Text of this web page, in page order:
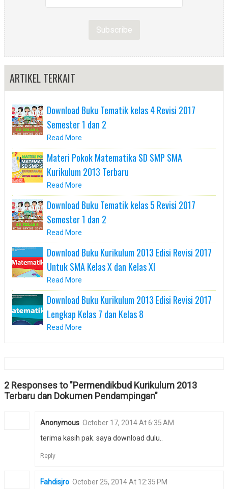
ARTIKEL TERKAIT
Download Buku Tematik kelas 4 Revisi 2017
Semester 1 dan 2
Read More
Materi Pokok Matematika SD SMP SMA
Kurikulum 2013 Terbaru
Read More
Download Buku Tematik kelas 5 Revisi 2017
Semester 1 dan 2
Read More
Download Buku Kurikulum 2013 Edisi Revisi 2017
Untuk SMA Kelas X dan Kelas XI
Read More
Download Buku Kurikulum 2013 Edisi Revisi 2017
Lengkap Kelas 7 dan Kelas 8
Read More
2 Responses to "Permendikbud Kurikulum 2013
Terbaru dan Dokumen Pendampingan"
Anonymous October 17, 2014 At 6:35 AM
terima kasih pak. saya download dulu..
Reply
Fahdisjro October 25, 2014 At 12:35 PM